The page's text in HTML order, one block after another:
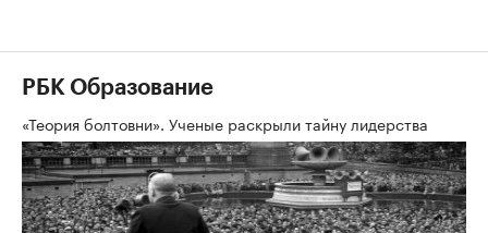
РБК Образование
«Теория болтовни». Ученые раскрыли тайну лидерства